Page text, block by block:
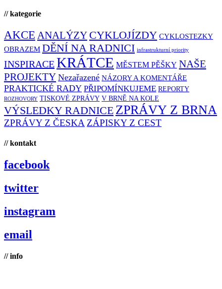
// kategorie
AKCE ANALÝZY CYKLOJÍZDY CYKLOSTEZKY
OBRAZEM DĚNÍ NA RADNICI infrastrukturní priority
INSPIRACEKRÁTCE MĚSTEM PĚŠKY NAŠE
PROJEKTY Nezařazené NÁZORY A KOMENTÁŘE
PRAKTICKÉ RADY PŘIPOMÍNKUJEME REPORTY
ROZHOVORY TISKOVÉ ZPRÁVY V BRNĚ NA KOLE
VÝSLEDKY RADNICE ZPRÁVY Z BRNA
ZPRÁVY Z ČESKA ZÁPISKY Z CEST
// kontakt
facebook
twitter
instagram
email
// info